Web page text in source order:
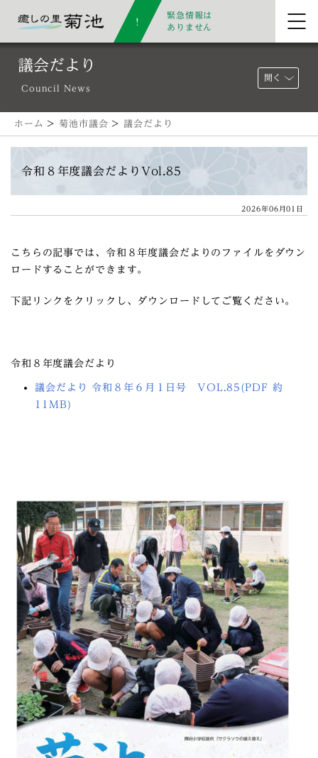
緊急情報は
ありません
議会だより
Council News
開く
ホーム > 菊池市議会 >議会だより
令和８年度議会だよりVol.85
2026年06月01日
こちらの記事では、令和８年度議会だよりのファイルをダウン
ロードすることができます。
下記リンクをクリックし、ダウンロードしてご覧ください。
令和８年度議会だより
議会だより 令和８年６月１日号 VOL.85(PDF 約
11MB)